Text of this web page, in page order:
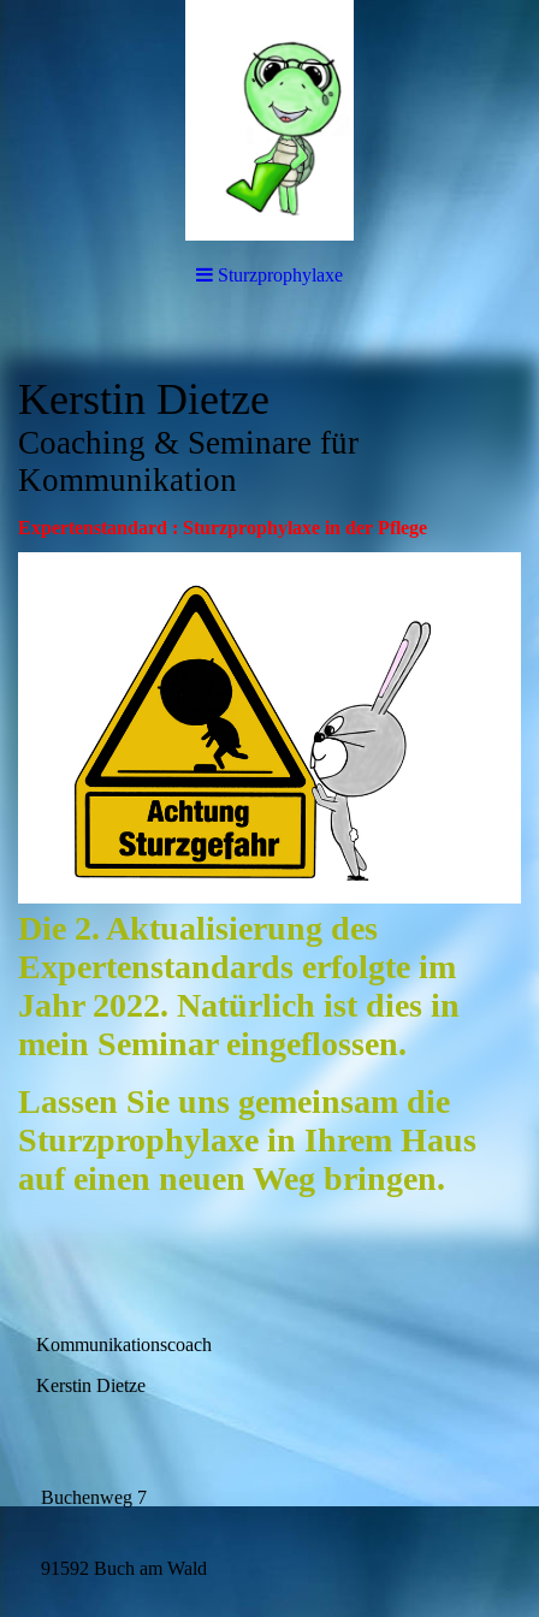
Sturzprophylaxe
Kerstin Dietze
Coaching & Seminare für
Kommunikation
Expertenstandard : Sturzprophylaxe in der Pflege
Die 2. Aktualisierung des
Expertenstandards erfolgte im
Jahr 2022. Natürlich ist dies in
mein Seminar eingeflossen.
Lassen Sie uns gemeinsam die
Sturzprophylaxe in Ihrem Haus
auf einen neuen Weg bringen.
Kommunikationscoach
Kerstin Dietze
Buchenweg 7
91592 Buch am Wald